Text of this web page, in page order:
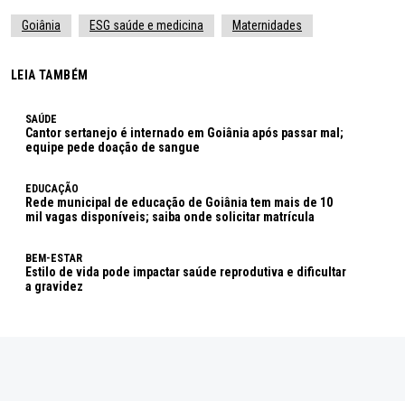
Goiânia ESG saúde e medicina Maternidades
LEIA TAMBÉM
SAÚDE
Cantor sertanejo é internado em Goiânia após passar mal;
equipe pede doação de sangue
EDUCAÇÃO
Rede municipal de educação de Goiânia tem mais de 10
mil vagas disponíveis; saiba onde solicitar matrícula
BEM-ESTAR
Estilo de vida pode impactar saúde reprodutiva e dificultar
a gravidez